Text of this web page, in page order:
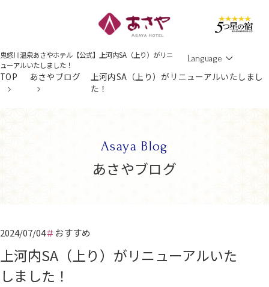
鬼怒川温泉あさやホテル【公式】上河内SA（上り）がリニ
ューアルいたしました！
Language
TOP あさやブログ
上河内SA（上り）がリニューアルいたしまし
た！
Asaya Blog
あさやブログ
2024/07/04 おすすめ
上河内SA（上り）がリニューアルいた
しました！